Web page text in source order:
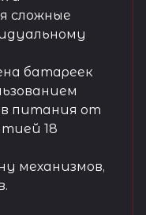
сложные
батареек
питания от
18
механизмов,